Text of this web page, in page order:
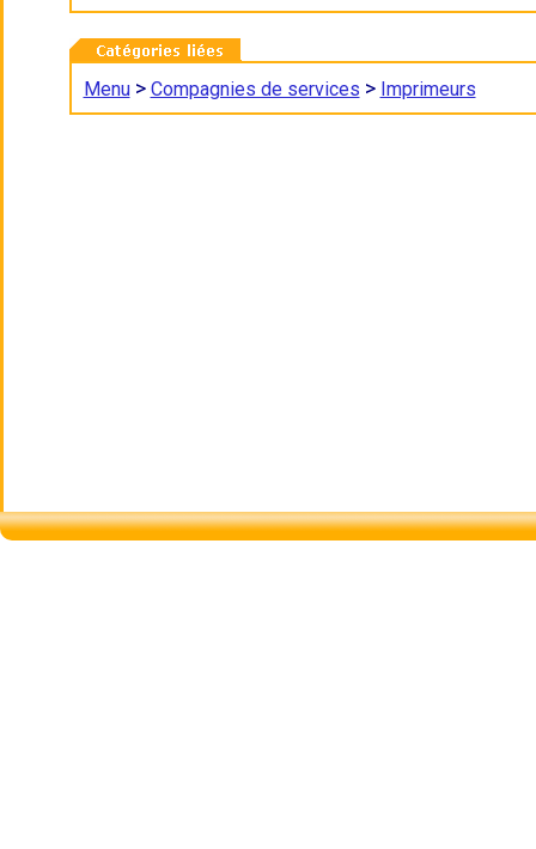
Menu> Compagnies de services > Imprimeurs